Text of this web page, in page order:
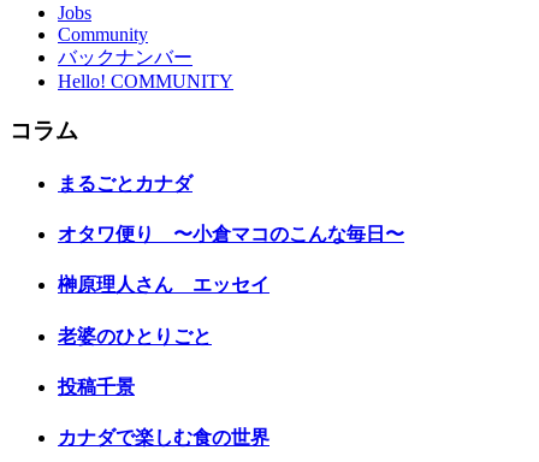
Jobs
Community
バックナンバー
Hello! COMMUNITY
コラム
まるごとカナダ
オタワ便り 〜小倉マコのこんな毎日〜
榊原理人さん エッセイ
老婆のひとりごと
投稿千景
カナダで楽しむ食の世界